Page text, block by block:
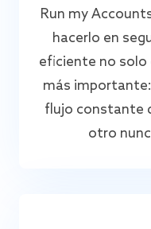
Run my
hacerlo en
eficiente no
más
flujo constante
otro